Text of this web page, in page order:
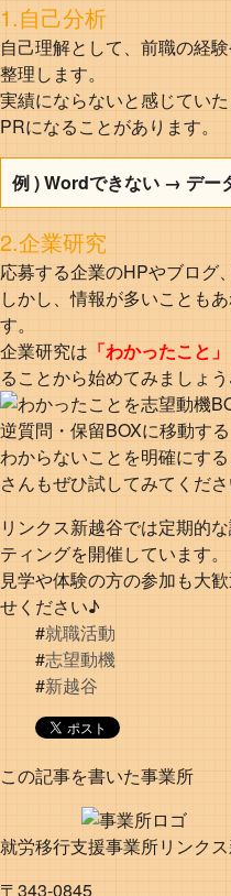
1.自己分析
自己理解として、前職の経
整理します。
実績にならないと感じてい
PRになることがあります。
例 ) Wordできない → デー
2.企業研究
応募する企業のHPやブログ
しかし、情報が多いことも
す。
企業研究は 「わかったこと
ることから始めてみましょ
わからないことを明確にす
さんもぜひ試してみてくださ
リンクス新越谷では定期的
ティングを開催しています。
見学や体験の方の参加も大
せください♪
#就職活動
#志望動機
#新越谷
この記事を書いた事業所
就労移行支援事業所リンク
〒343-0845